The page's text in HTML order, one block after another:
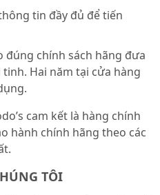
tin đầy đủ để tiến
đúng chính sách hãng đưa
Hai năm tại cửa hàng
cam kết là hàng chính
hành chính hãng theo các
TÔI